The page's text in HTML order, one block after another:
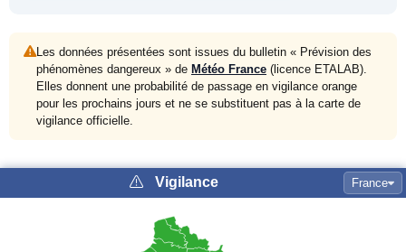
Les données présentées sont issues du bulletin « Prévision des
phénomènes dangereux » de Météo France (licence ETALAB).
Elles donnent une probabilité de passage en vigilance orange
pour les prochains jours et ne se substituent pas à la carte de
vigilance officielle.
Vigilance France